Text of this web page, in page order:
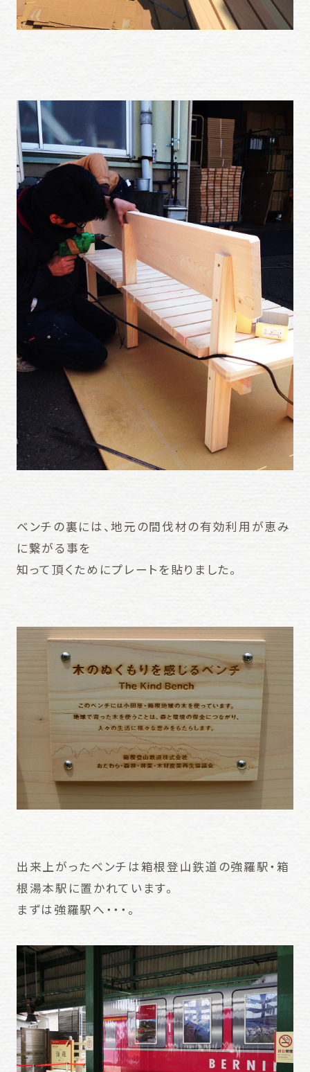
ベンチの裏には、地元の間伐材の有効利用が恵み
に繋がる事を
知って頂くためにプレートを貼りました。
出来上がったベンチは箱根登山鉄道の強羅駅・箱
根湯本駅に置かれています。
まずは強羅駅へ・・・。